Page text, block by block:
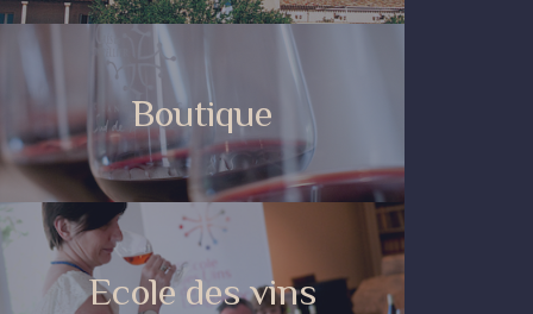
Boutique
Ecole des vins